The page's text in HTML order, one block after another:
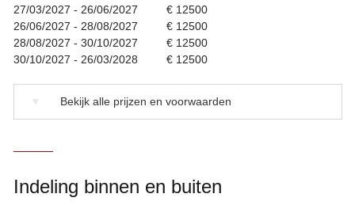
27/03/2027 - 26/06/2027
€ 12500
26/06/2027 - 28/08/2027
€ 12500
28/08/2027 - 30/10/2027
€ 12500
30/10/2027 - 26/03/2028
€ 12500
Bekijk alle prijzen en voorwaarden
Indeling binnen en buiten